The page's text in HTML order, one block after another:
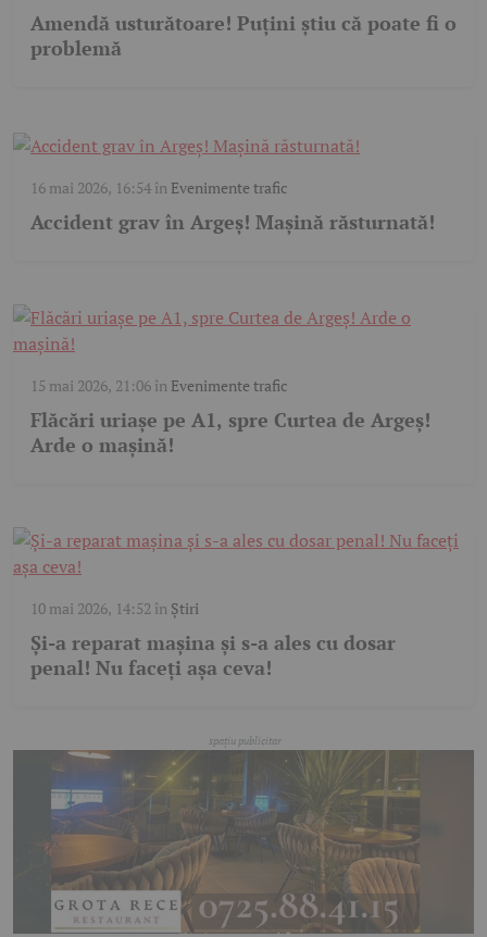
Amendă usturătoare! Puțini știu că poate fi o
problemă
16 mai 2026, 16:54 în Evenimente trafic
Accident grav în Argeș! Mașină răsturnată!
15 mai 2026, 21:06 în Evenimente trafic
Flăcări uriașe pe A1, spre Curtea de Argeș!
Arde o mașină!
10 mai 2026, 14:52 în Știri
Și-a reparat mașina și s-a ales cu dosar
penal! Nu faceți așa ceva!